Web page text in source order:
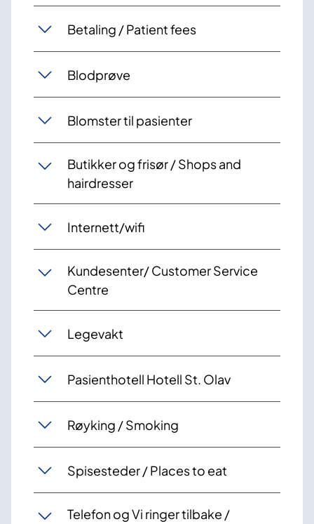
Betaling / Patient fees
Blodprøve
Blomster til pasienter
Butikker og frisør / Shops and
hairdresser
Internett/wifi
Kundesenter/ Customer Service
Centre
Legevakt
Pasienthotell Hotell St. Olav
Røyking / Smoking
Spisesteder / Places to eat
Telefon og Vi ringer tilbake /